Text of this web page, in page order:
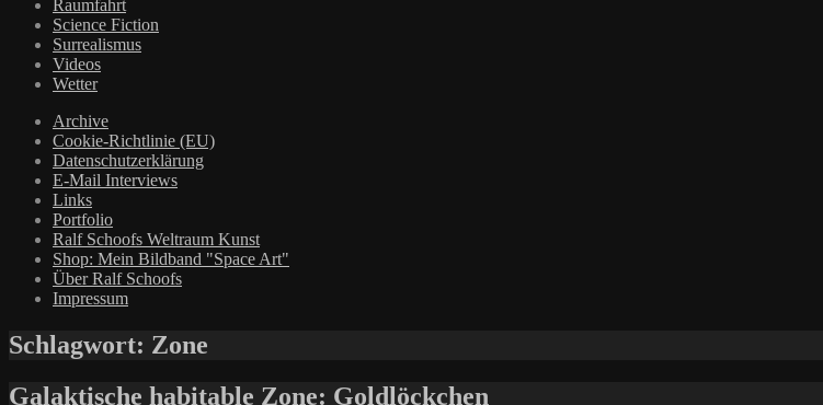
Raumfahrt
Science Fiction
Surrealismus
Videos
Wetter
Archive
Cookie-Richtlinie (EU)
Datenschutzerklärung
E-Mail Interviews
Links
Portfolio
Ralf Schoofs Weltraum Kunst
Shop: Mein Bildband "Space Art"
Über Ralf Schoofs
Impressum
Schlagwort: Zone
Galaktische habitable Zone: Goldlöckchen